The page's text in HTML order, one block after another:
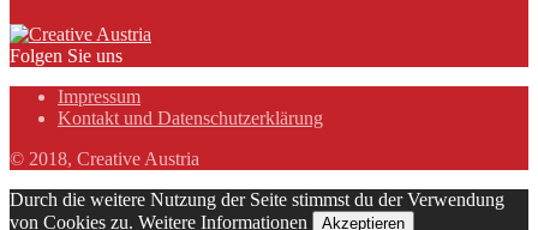
Folgen Sie uns
Impressum
Kontakt und Datenschutzerklärung
© 2018, Creative Austria
Durch die weitere Nutzung der Seite stimmst du der Verwendung
von Cookies zu. Weitere Informationen Akzeptieren